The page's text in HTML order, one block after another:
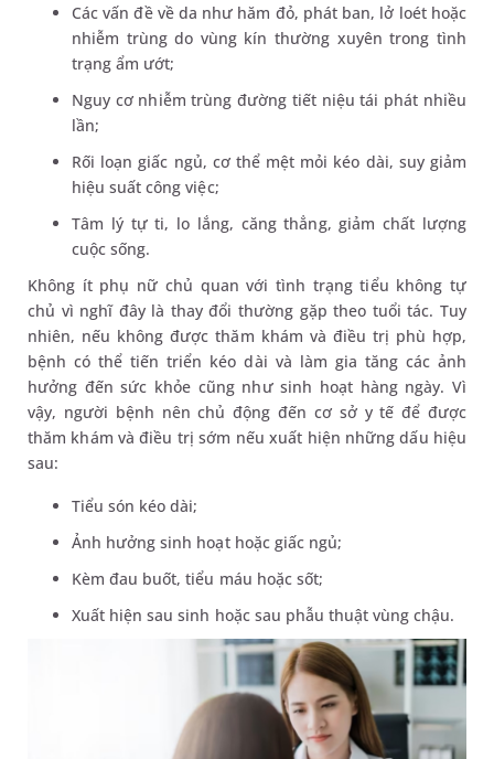
Các vấn đề về da như hăm đỏ, phát ban, lở loét hoặc
nhiễm trùng do vùng kín thường xuyên trong tình
trạng ẩm ướt;
Nguy cơ nhiễm trùng đường tiết niệu tái phát nhiều
lần;
Rối loạn giấc ngủ, cơ thể mệt mỏi kéo dài, suy giảm
hiệu suất công việc;
Tâm lý tự ti, lo lắng, căng thẳng, giảm chất lượng
cuộc sống.
Không ít phụ nữ chủ quan với tình trạng tiểu không tự
chủ vì nghĩ đây là thay đổi thường gặp theo tuổi tác. Tuy
nhiên, nếu không được thăm khám và điều trị phù hợp,
bệnh có thể tiến triển kéo dài và làm gia tăng các ảnh
hưởng đến sức khỏe cũng như sinh hoạt hàng ngày. Vì
vậy, người bệnh nên chủ động đến cơ sở y tế để được
thăm khám và điều trị sớm nếu xuất hiện những dấu hiệu
sau:
Tiểu són kéo dài;
Ảnh hưởng sinh hoạt hoặc giấc ngủ;
Kèm đau buốt, tiểu máu hoặc sốt;
Xuất hiện sau sinh hoặc sau phẫu thuật vùng chậu.